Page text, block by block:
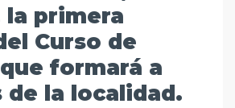
la primera
Curso de
formará a
de la localidad.